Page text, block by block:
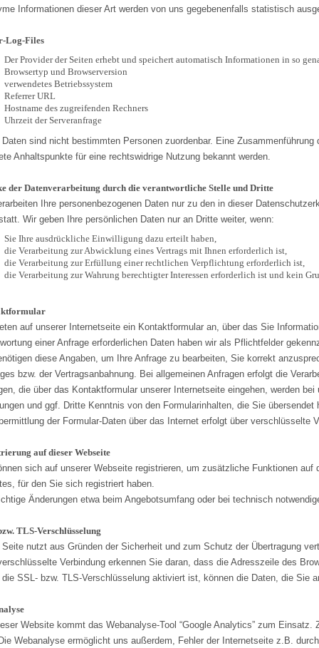
Informationen dieser Art werden von uns gegebenenfalls statistisch
Log-Files
Der Provider der Seiten erhebt und speichert automatisch Informationen in so
Browsertyp und Browserversion
verwendetes Betriebssystem
Referrer URL
Hostname des zugreifenden Rechners
Uhrzeit der Serveranfrage
sind nicht bestimmten Personen zuordenbar. Eine
Anhaltspunkte für eine rechtswidrige Nutzung bekannt werden.
der Datenverarbeitung durch die verantwortliche Stelle und Dritte
Ihre personenbezogenen Daten nur zu den in dieser
Wir geben Ihre persönlichen Daten nur an Dritte weiter, wenn:
Sie Ihre ausdrückliche Einwilligung dazu erteilt haben,
die Verarbeitung zur Abwicklung eines Vertrags mit Ihnen erforderlich ist,
die Verarbeitung zur Erfüllung einer rechtlichen Verpflichtung erforderlich ist,
die Verarbeitung zur Wahrung berechtigter Interessen erforderlich ist und kein
auf unserer Internetseite ein Kontaktformular an, über das Sie
einer Anfrage erforderlichen Daten haben wir als Pflichtfelder
diese Angaben, um Ihre Anfrage zu bearbeiten, Sie korrekt
bzw. der Vertragsanbahnung. Bei allgemeinen Anfragen erfolgt die
die über das Kontaktformular unserer Internetseite eingehen, werden
und ggf. Dritte Kenntnis von den Formularinhalten, die Sie übersendet
der Formular-Daten über das Internet erfolgt über verschlüsselte
auf dieser Webseite
sich auf unserer Webseite registrieren, um zusätzliche Funktionen
für den Sie sich registriert haben.
Änderungen etwa beim Angebotsumfang oder bei technisch
TLS-Verschlüsselung
nutzt aus Gründen der Sicherheit und zum Schutz der Übertragung
Verbindung erkennen Sie daran, dass die Adresszeile des
die SSL- bzw. TLS-Verschlüsselung aktiviert ist, können die Daten, die Sie
Website kommt das Webanalyse-Tool “Google Analytics” zum
Webanalyse ermöglicht uns außerdem, Fehler der Internetseite z.B.